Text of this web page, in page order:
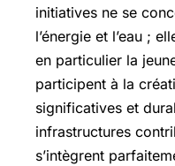
initiatives ne se
l’énergie et l’eau ;
en particulier la
participent à la
significatives et
infrastructures
s’intègrent